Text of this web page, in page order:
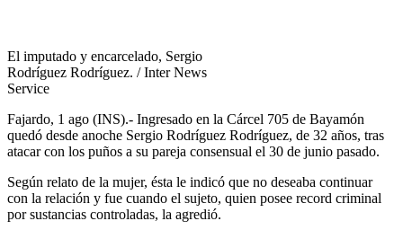
El imputado y encarcelado, Sergio
Rodríguez Rodríguez. / Inter News
Service
Fajardo, 1 ago (INS).- Ingresado en la Cárcel 705 de Bayamón
quedó desde anoche Sergio Rodríguez Rodríguez, de 32 años, tras
atacar con los puños a su pareja consensual el 30 de junio pasado.
Según relato de la mujer, ésta le indicó que no deseaba continuar
con la relación y fue cuando el sujeto, quien posee record criminal
por sustancias controladas, la agredió.